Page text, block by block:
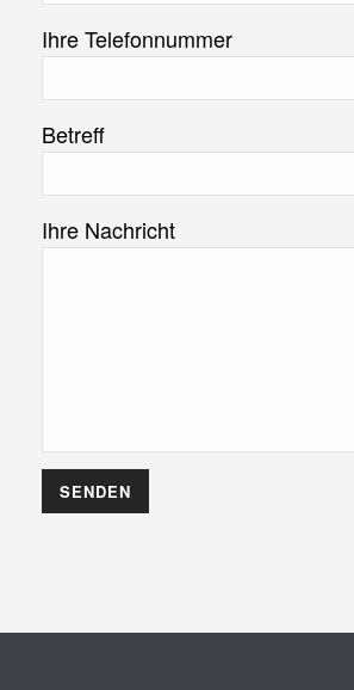
Ihre Telefonnummer
Betreff
Ihre Nachricht